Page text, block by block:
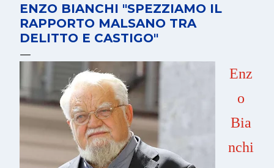
ENZO BIANCHI "SPEZZIAMO IL
RAPPORTO MALSANO TRA
DELITTO E CASTIGO"
Enz
o
Bia
nchi